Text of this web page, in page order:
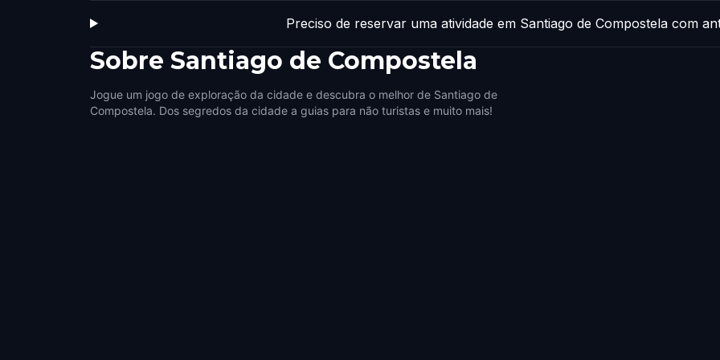
Preciso de reservar uma atividade em Santiago de Compostela com
Sobre Santiago de Compostela
Jogue um jogo de exploração da cidade e descubra o melhor de Santiago de
Compostela. Dos segredos da cidade a guias para não turistas e muito mais!